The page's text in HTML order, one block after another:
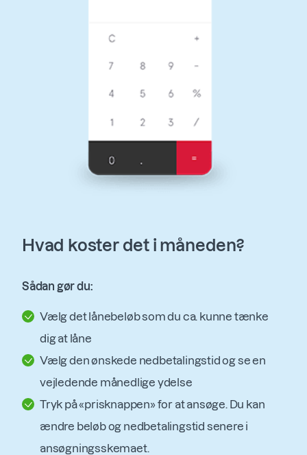
Hvad koster det i måneden?
Sådan gør du:
Vælg det lånebeløb som du ca. kunne tænke
dig at låne
Vælg den ønskede nedbetalingstid og se en
vejledende månedlige ydelse
Tryk på «prisknappen» for at ansøge. Du kan
ændre beløb og nedbetalingstid senere i
ansøgningsskemaet.